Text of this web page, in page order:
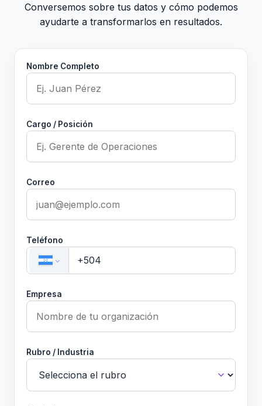
Conversemos sobre tus datos y cómo podemos
ayudarte a transformarlos en resultados.
Nombre Completo
Cargo / Posición
Correo
Teléfono
Empresa
Rubro / Industria